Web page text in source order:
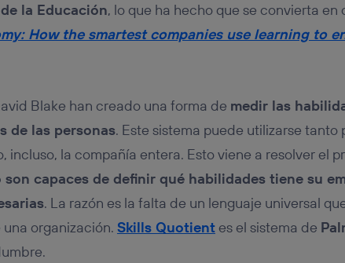
la Educación, lo que ha hecho que se convierta
How the smartest companies use learning to
Blake han creado una forma de medir las
de las personas. Este sistema puede utilizarse tanto
incluso, la compañía entera. Esto viene a resolver el
son capaces de definir qué habilidades tiene su
. La razón es la falta de un lenguaje universal
organización. Skills Quotientes el sistema de